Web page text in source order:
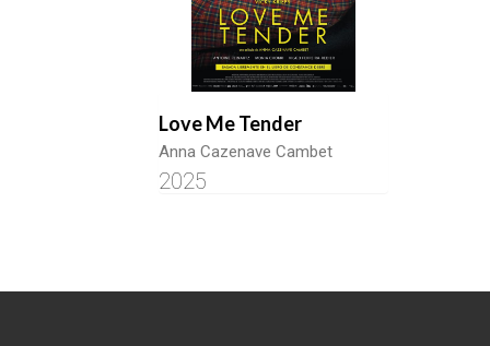
Love Me Tender
Anna Cazenave Cambet
2025